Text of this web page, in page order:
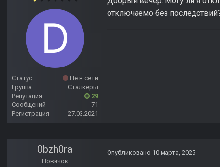
Статус
Не в сети
Группа
Сталкеры
Репутация
29
Сообщений
71
Регистрация
27.03.2021
отключаемо без
0bzh0ra
Новичок
Опубликовано 10 марта, 2025